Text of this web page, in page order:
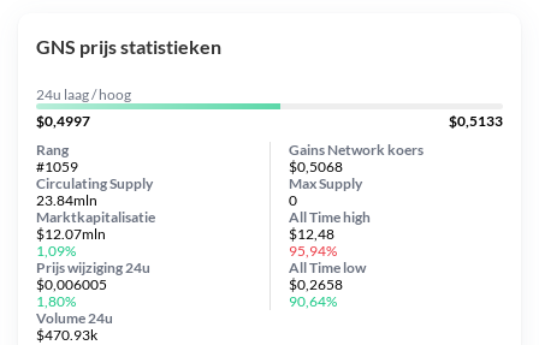
GNS prijs statistieken
24u laag / hoog
$0,4997
$0,5133
Gains Network koers
$0,5068
Circulating Supply
23.84mln
Prijs wijziging 24u
$0,006005
1,80%
Max Supply
0
Marktkapitalisatie
$12.07mln
1,09%
Volume 24u
$470.93k
Rang
#1059
All Timehigh
$12,48
95,94%
All Time low
$0,2658
90,64%